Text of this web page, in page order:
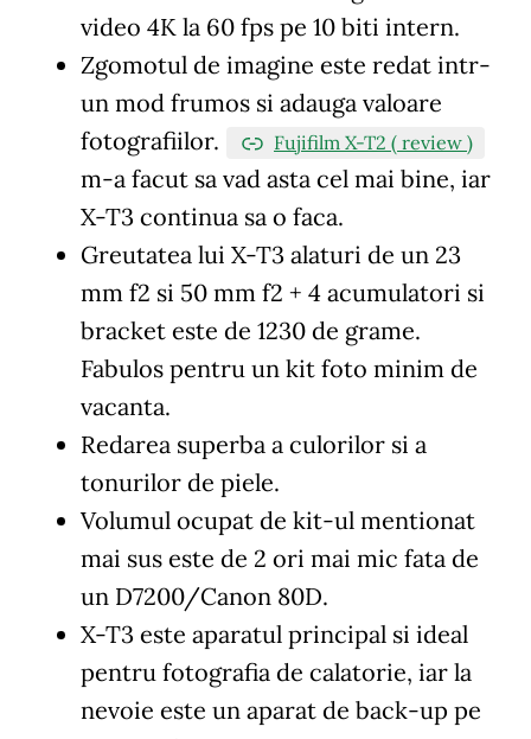
video 4K la 60 fps pe 10 biti intern.
Zgomotul de imagine este redat intr-
un mod frumos si adauga valoare
fotografiilor.
Fujifilm X-T2 ( review )
m-a facut sa vad asta cel mai bine, iar
X-T3 continua sa o faca.
Greutatea lui X-T3 alaturi de un 23
mm f2 si 50 mm f2 + 4 acumulatori si
bracket este de 1230 de grame.
Fabulos pentru un kit foto minim de
vacanta.
Redarea superba a culorilor si a
tonurilor de piele.
Volumul ocupat de kit-ul mentionat
mai sus este de 2 ori mai mic fata de
un D7200/Canon 80D.
X-T3 este aparatul principal si ideal
pentru fotografia de calatorie, iar la
nevoie este un aparat de back-up pe